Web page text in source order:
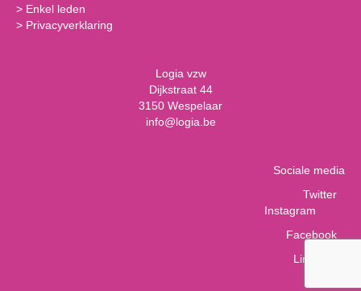
> Enkel leden
> Privacyverklaring
Logia vzw
Dijkstraat 44
3150 Wespelaar
info@logia.be
Sociale media
Twitter
Instagram
Facebook
LinkedIn